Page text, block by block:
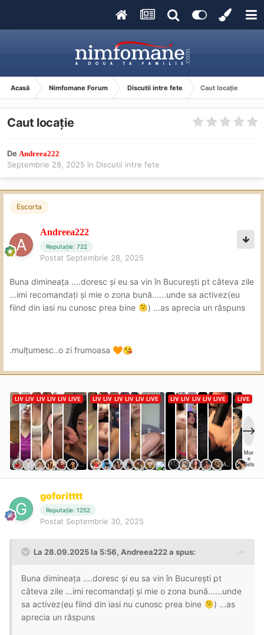
Acasă Nimfomane Forum Discutii intre fete Caut locație
Caut locație
De Andreea222
Septembrie 28, 2025 în Discutii intre fete
Escorta
Andreea222
Reputație: 722
Postat Septembrie 28, 2025
Buna dimineața ....doresc și eu sa vin în București pt câteva zile
...imi recomandați și mie o zona bună......unde sa activez(eu
fiind din iasi nu cunosc prea bine 🫠) ...as aprecia un răspuns
.mulțumesc..o zi frumoasa 🧡😘
goforitttt
Reputație: 1252
Postat Septembrie 30, 2025
La 28.09.2025 la 5:56, Andreea222a spus:
Buna dimineața ....doresc și eu sa vin în București pt
câteva zile ...imi recomandați și mie o zona bună......unde
sa activez(eu fiind din iasi nu cunosc prea bine 🫠) ...as
aprecia un răspuns